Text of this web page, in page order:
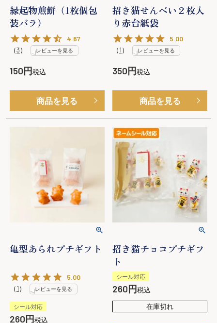
縁起物煎餅（1枚個包
装バラ）
4.67
（3） レビューを見る
150 税込
商品を見る
招き猫せんべい２枚入
り赤台紙袋
5.00
（1） レビューを見る
350 税込
商品を見る
亀型あられプチギフト
5.00
（1） レビューを見る
シール対応
260 税込
招き猫チョコプチギフ
ト
シール対応
260
税込
在庫切れ